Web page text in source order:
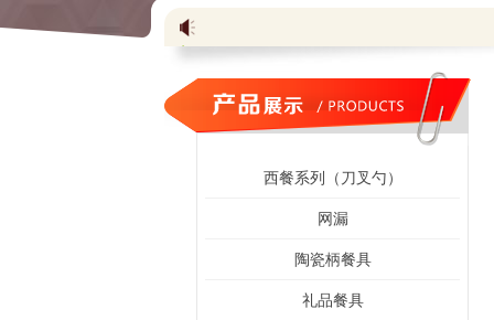
西餐系列（刀叉勺）
网漏
陶瓷柄餐具
礼品餐具